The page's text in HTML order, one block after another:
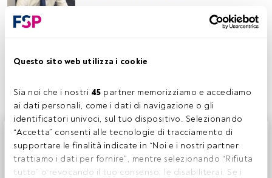
Questo sito web utilizza i cookie
Sia noi che i nostri 45 partner memorizziamo e accediamo
ai dati personali, come i dati di navigazione o gli
identificatori univoci, sul tuo dispositivo. Selezionando
“Accetta” consenti alle tecnologie di tracciamento di
supportare le finalità indicate in “Noi e i nostri partner
trattiamo i dati per fornire”, mentre selezionando “Rifiuta
tutto” o revocando il tuo consenso, le disabiliterai. Se i
Condividi:
Questo è un articolo riservato agli utenti FundsPeople. Se
sei già registrato, accedi tramite il pulsante Login. Se non
hai ancora un account, ti invitiamo a registrarti per scoprire
tutti i contenuti che FundsPeople ha da offrire.